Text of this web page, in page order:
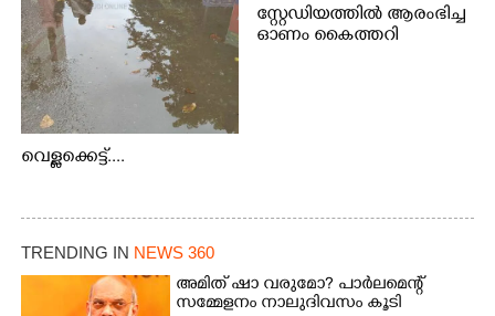
വെള്ളക്കെട്ട്....
സ്റ്റേഡിയത്തിൽ ആരംഭിച്ച
ഓണം കൈത്തറി
TRENDING IN NEWS 360
അമിത് ഷാ വരുമോ?​ പാർലമെന്റ്
സമ്മേളനം നാലുദിവസം കൂടി